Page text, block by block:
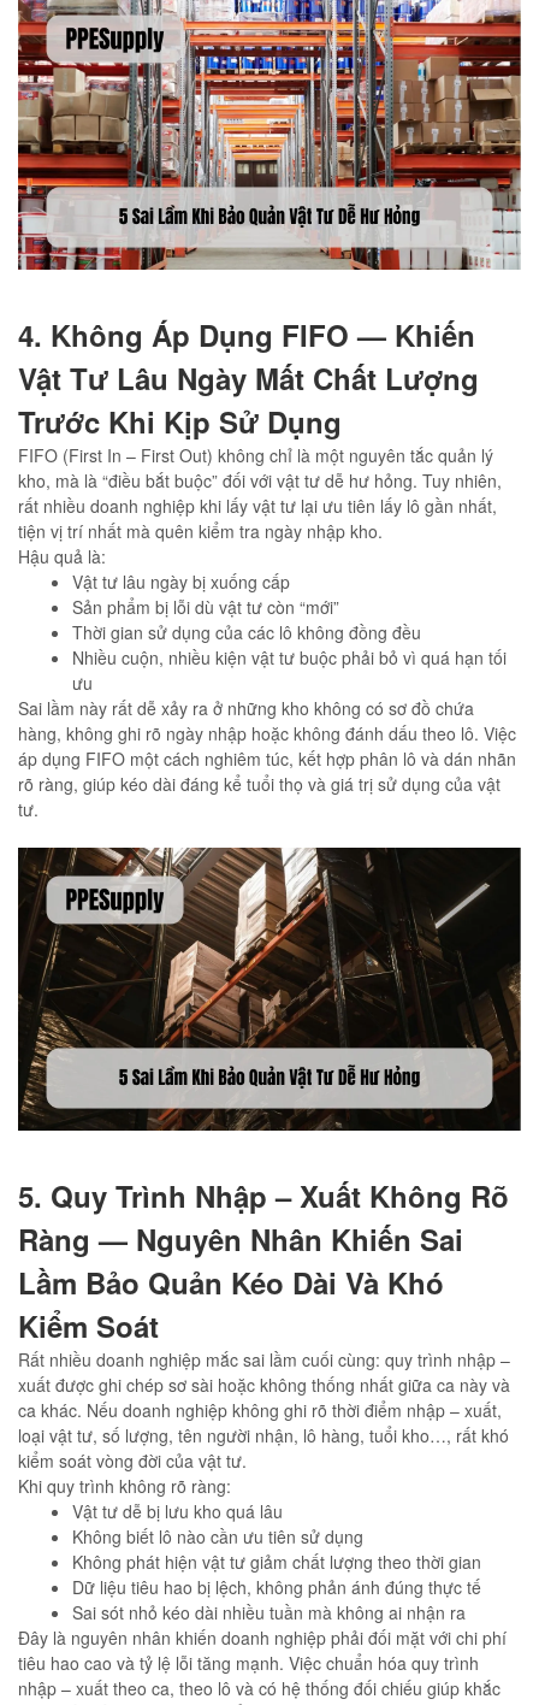
4. Không Áp Dụng FIFO — Khiến
Vật Tư Lâu Ngày Mất Chất Lượng
Trước Khi Kịp Sử Dụng
FIFO (First In – First Out) không chỉ là một nguyên tắc quản lý
kho, mà là “điều bắt buộc” đối với vật tư dễ hư hỏng. Tuy nhiên,
rất nhiều doanh nghiệp khi lấy vật tư lại ưu tiên lấy lô gần nhất,
tiện vị trí nhất mà quên kiểm tra ngày nhập kho.
Hậu quả là:
Vật tư lâu ngày bị xuống cấp
Sản phẩm bị lỗi dù vật tư còn “mới”
Thời gian sử dụng của các lô không đồng đều
Nhiều cuộn, nhiều kiện vật tư buộc phải bỏ vì quá hạn tối
ưu
Sai lầm này rất dễ xảy ra ở những kho không có sơ đồ chứa
hàng, không ghi rõ ngày nhập hoặc không đánh dấu theo lô. Việc
áp dụng FIFO một cách nghiêm túc, kết hợp phân lô và dán nhãn
rõ ràng, giúp kéo dài đáng kể tuổi thọ và giá trị sử dụng của vật
tư.
5. Quy Trình Nhập – Xuất Không Rõ
Ràng — Nguyên Nhân Khiến Sai
Lầm Bảo Quản Kéo Dài Và Khó
Kiểm Soát
Rất nhiều doanh nghiệp mắc sai lầm cuối cùng: quy trình nhập –
xuất được ghi chép sơ sài hoặc không thống nhất giữa ca này và
ca khác. Nếu doanh nghiệp không ghi rõ thời điểm nhập – xuất,
loại vật tư, số lượng, tên người nhận, lô hàng, tuổi kho…, rất khó
kiểm soát vòng đời của vật tư.
Khi quy trình không rõ ràng:
Vật tư dễ bị lưu kho quá lâu
Không biết lô nào cần ưu tiên sử dụng
Không phát hiện vật tư giảm chất lượng theo thời gian
Dữ liệu tiêu hao bị lệch, không phản ánh đúng thực tế
Sai sót nhỏ kéo dài nhiều tuần mà không ai nhận ra
Đây là nguyên nhân khiến doanh nghiệp phải đối mặt với chi phí
tiêu hao cao và tỷ lệ lỗi tăng mạnh. Việc chuẩn hóa quy trình
nhập – xuất theo ca, theo lô và có hệ thống đối chiếu giúp khắc